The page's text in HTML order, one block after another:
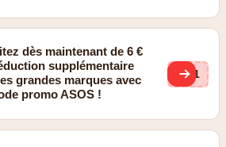
dès maintenant de 6 €
supplémentaire
grandes marques avec
promo ASOS !
GG1